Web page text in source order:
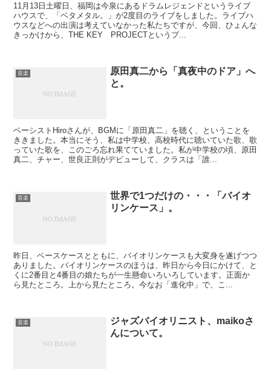
11月13日土曜日、福岡は今泉にあるドラムレジェンドというライブ
ハウスで、「ベタメタル。」が2度目のライブをしました。ライブハ
ウスなどへの出演は考えていなかった私たちですが、今回、ひょんな
きっかけから、THE KEY PROJECTというプ...
音楽
原田真二から「真夜中のドア」へ
と。
ベーシストHiroさんが、BGMに「原田真二」を聴く、ということを
ききました。本当にそう、私は中学校、高校時代に聴いていた歌、歌
っていた歌を、このごろ忘れ果てていました。私が中学校の頃、原田
真二、チャー、世良正則がデビューして、クラスは「誰...
音楽
世界で1つだけの・・・「バイオ
リンケース」。
昨日、ベースケースとともに、バイオリンケースも大変身を遂げつつ
ありました。バイオリンケースのほうは、昨日から今日にかけて、と
くに2番目と4番目の娘たちが一生懸命いろいろしています。正面か
ら見たところ。上から見たところ。今なお「進化中」で、こ...
音楽
ジャズバイオリニスト、maikoさ
んについて。